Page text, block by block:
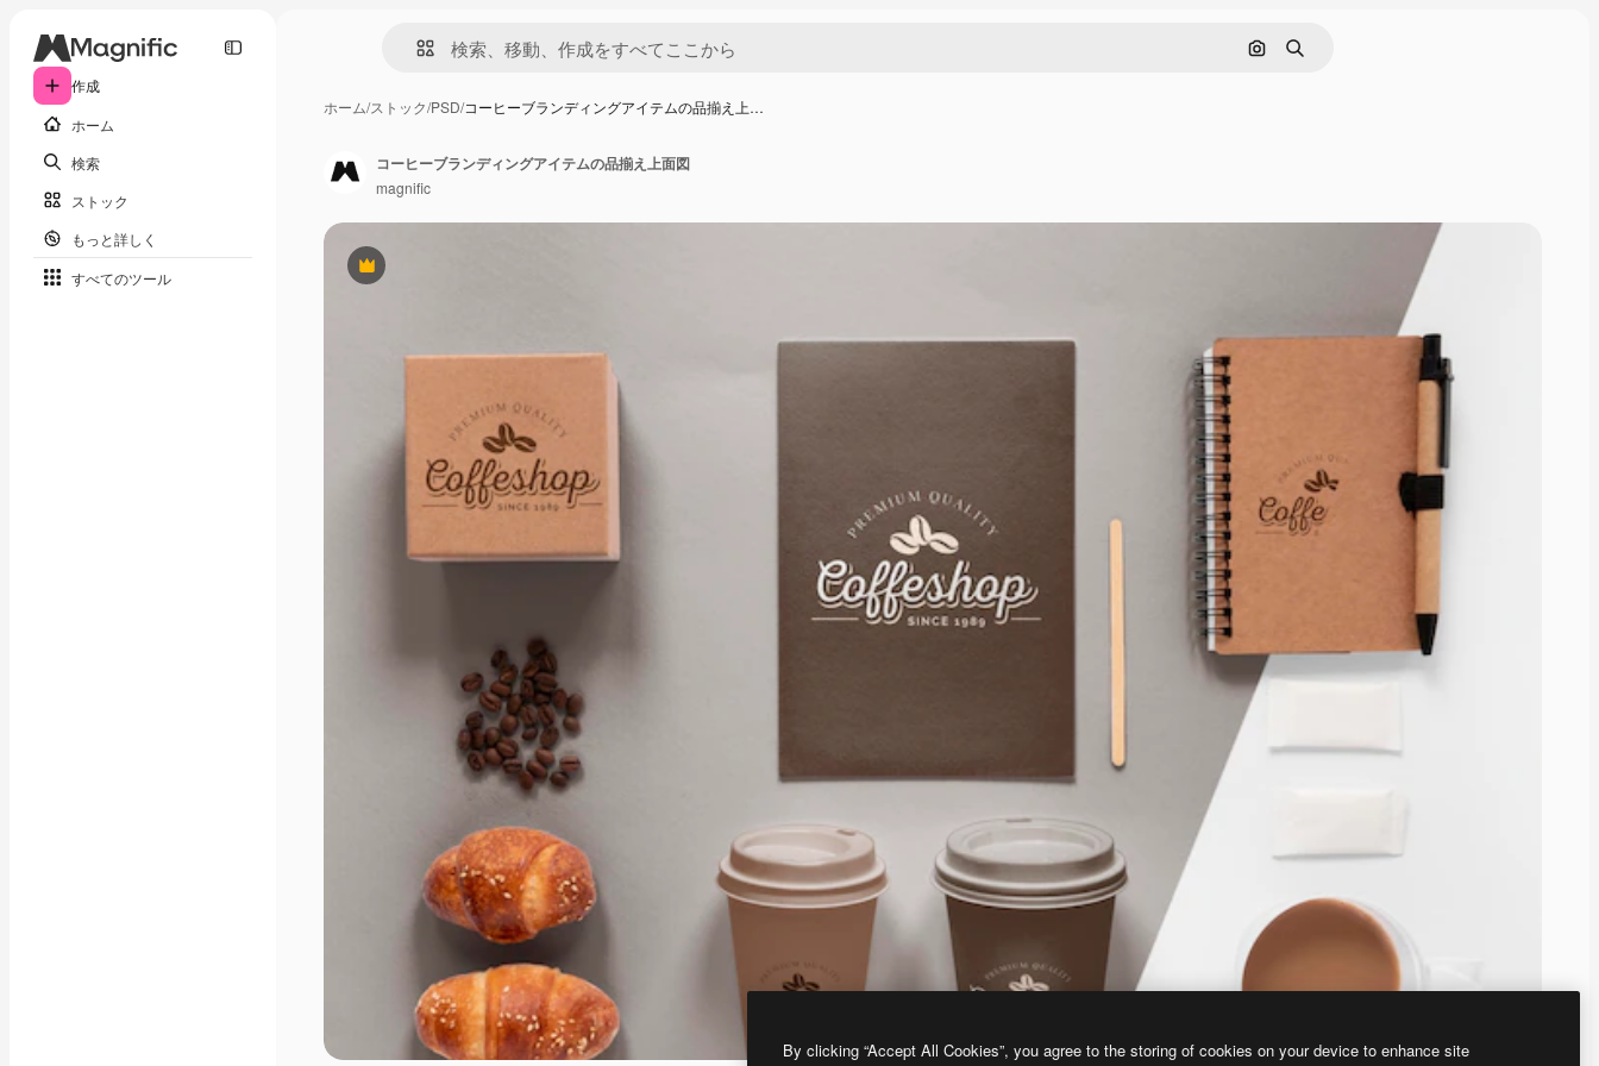
作成
ホーム
検索
ストック
もっと詳しく
すべてのツール
画像で検索
検索
ホーム/ストック/PSD/コーヒーブランディングアイテムの品揃え上…
Premium
コーヒーブランディングアイテムの品揃え上面図
magnific
By clicking “Accept All Cookies”, you agree to the storing of cookies on your device to enhance site